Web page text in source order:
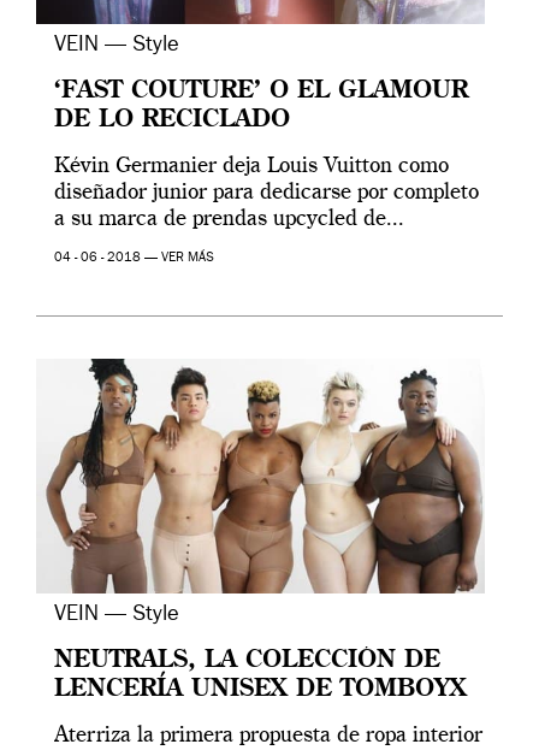
VEIN — Style
‘FAST COUTURE’ O EL GLAMOUR
DE LO RECICLADO
Kévin Germanier deja Louis Vuitton como
diseñador junior para dedicarse por completo
a su marca de prendas upcycled de...
04 - 06 - 2018 — VER MÁS
VEIN — Style
NEUTRALS, LA COLECCIÓN DE
LENCERÍA UNISEX DE TOMBOYX
Aterriza la primera propuesta de ropa interior